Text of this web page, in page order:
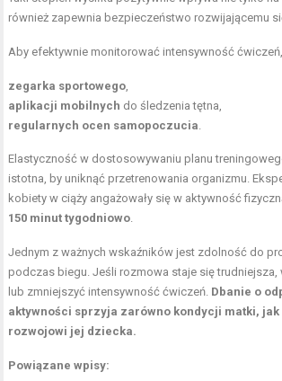
również zapewnia bezpieczeństwo rozwijającemu
Aby efektywnie monitorować intensywność
zegarka sportowego
aplikacji mobilnych do śledzenia tętna,
regularnych ocen samopoczucia
Elastyczność w dostosowywaniu planu
istotna, by uniknąć przetrenowania organizmu.
kobiety w ciąży angażowały się w aktywność
150 minut tygodniowo
Jednym z ważnych wskaźników jest zdolność do
podczas biegu. Jeśli rozmowa staje się
lub zmniejszyć intensywność ćwiczeń. Dbanie o
aktywności sprzyja zarówno kondycji matki,
rozwojowi jej dziecka.
Powiązane wpisy: